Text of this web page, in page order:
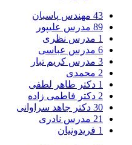
43 مهندس پاسبان
89 مدرس علیپور
1 مدرس نظری
6 مدرس عباسی
3 مدرس کریم تبار
2 محمدی
1 دکتر طاهر لطفی
2 دکتر فاطمی زاده
30 دکتر جاهد سراوانی
21 مدرس نادری
1 فریدونیان